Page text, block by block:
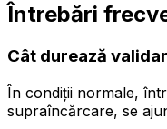
Întrebări
Cât durează
În condiții normale,
supraîncărcare, se